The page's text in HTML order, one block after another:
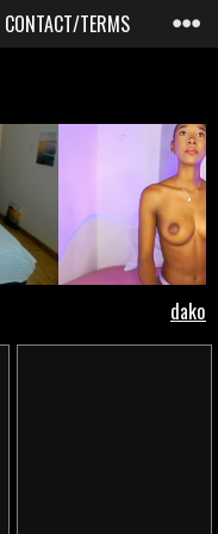
CONTACT/TERMS